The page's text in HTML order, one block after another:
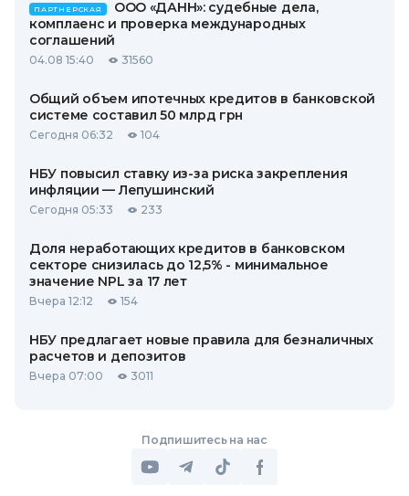
ПАРТНЕРСКАЯ
ООО «ДАНН»: судебные дела,
комплаенс и проверка международных
соглашений
04.08 15:40 31560
Общий объем ипотечных кредитов в банковской
системе составил 50 млрд грн
Сегодня 06:32 104
НБУ повысил ставку из-за риска закрепления
инфляции — Лепушинский
Сегодня 05:33 233
Доля неработающих кредитов в банковском
секторе снизилась до 12,5% - минимальное
значение NPL за 17 лет
Вчера 12:12 154
НБУ предлагает новые правила для безналичных
расчетов и депозитов
Вчера 07:00 3011
Подпишитесь на нас